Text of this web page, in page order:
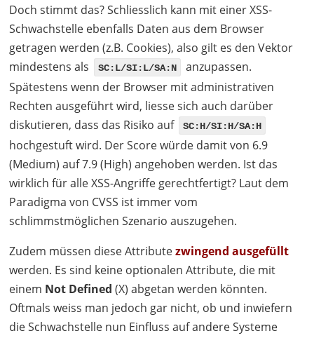
Doch stimmt das? Schliesslich kann mit einerXSS-
Schwachstelle ebenfalls Daten aus dem Browser
getragen werden (z.B. Cookies), also gilt es den Vektor
mindestens als
SC:L/SI:L/SA:N
anzupassen.
Spätestens wenn der Browser mit administrativen
Rechten ausgeführt wird, liesse sich auch darüber
diskutieren, dass das Risiko auf
SC:H/SI:H/SA:H
hochgestuft wird. Der Score würde damit von 6.9
(Medium) auf 7.9 (High) angehoben werden. Ist das
wirklich für alleXSS-Angriffe gerechtfertigt? Laut dem
Paradigma von CVSS ist immer vom
schlimmstmöglichen Szenario auszugehen.
Zudem müssen diese Attributezwingend ausgefüllt
werden. Es sind keine optionalen Attribute, die mit
einem Not Defined (X) abgetan werden könnten.
Oftmals weiss man jedoch gar nicht, ob und inwiefern
die Schwachstelle nun Einfluss auf andere Systeme